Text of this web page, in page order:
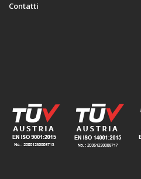
Contatti